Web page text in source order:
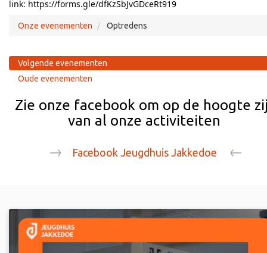
link: https://forms.gle/dfKzSbJvGDceRt919
Onze evenementen Optredens
Volgende evenementen
Oude evenementen
Zie onze facebook om op de hoogte
van al onze activiteiten
→
Facebook Jeugdhuis Jakkedoe ←